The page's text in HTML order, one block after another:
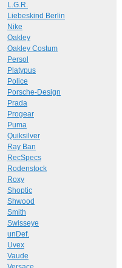
L.G.R.
Liebeskind Berlin
Nike
Oakley
Oakley Costum
Persol
Platypus
Police
Porsche-Design
Prada
Progear
Puma
Quiksilver
Ray Ban
RecSpecs
Rodenstock
Roxy
Shoptic
Shwood
Smith
Swisseye
unDef.
Uvex
Vaude